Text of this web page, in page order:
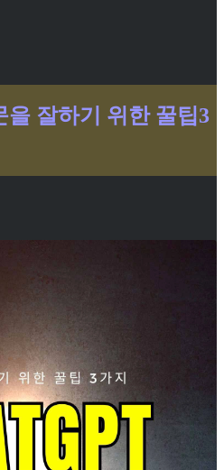
을 잘하기 위한 꿀팁3